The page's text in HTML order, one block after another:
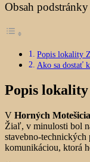
Obsah podstránky
Popis lokality
Ako sa dostať
Popis
V Horných
Žiaľ, v minulosti bol
stavebno-
komunikáciou, ktorá